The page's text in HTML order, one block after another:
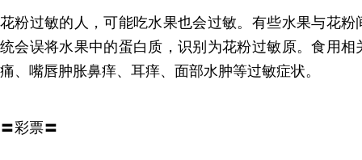
花粉过敏的人，可能吃水果也会过敏。有些水果与花
统会误将水果中的蛋白质，识别为花粉过敏原。食用
痛、嘴唇肿胀鼻痒、耳痒、面部水肿等过敏症状。
〓彩票〓